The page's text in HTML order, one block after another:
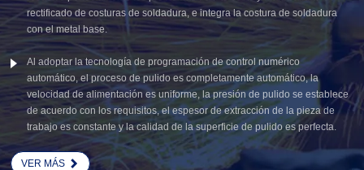
rectificado de costuras de soldadura, e integra la costura de soldadura
con el metal base.
Al adoptar la tecnología de programación de control numérico
automático, el proceso de pulido es completamente automático, la
velocidad de alimentación es uniforme, la presión de pulido se establece
de acuerdo con los requisitos, el espesor de extracción de la pieza de
trabajo es constante y la calidad de la superficie de pulido es perfecta.
VER MÁS